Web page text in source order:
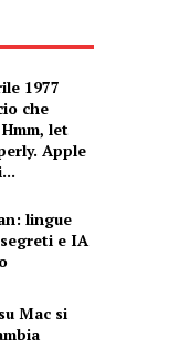
1977
che
let
Apple
lingue
e IA
Mac si